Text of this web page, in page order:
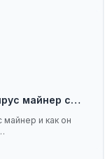
майнер с…
майнер и как он